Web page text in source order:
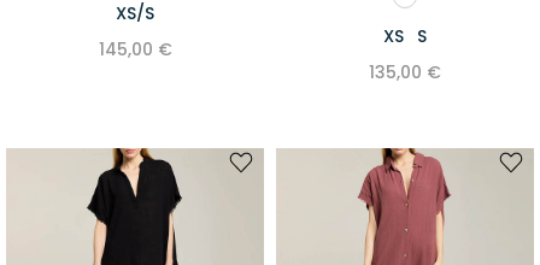
XS/S
145,00 €
XS S
135,00 €